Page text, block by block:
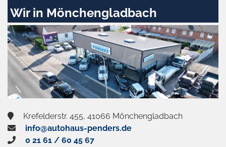
Wir in Mönchengladbach
Krefelderstr. 455, 41066 Mönchengladbach
info@autohaus-penders.de
0 21 61 / 60 45 67